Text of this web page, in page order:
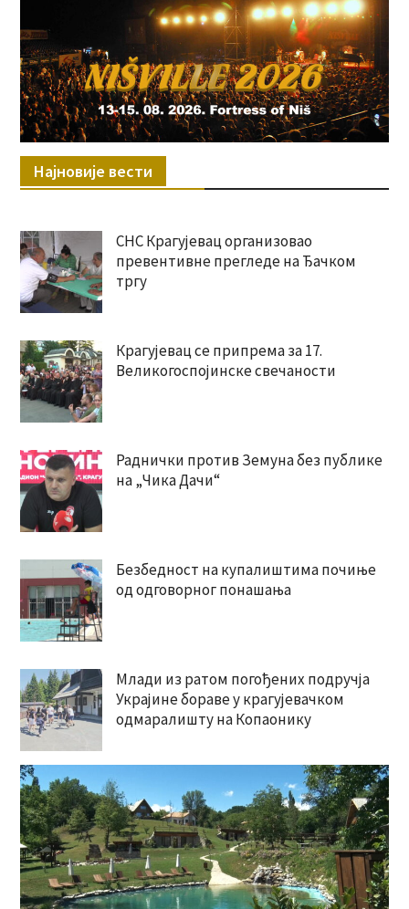
Најновије вести
СНС Крагујевац организовао
превентивне прегледе на Ђачком
тргу
Крагујевац се припрема за 17.
Великогоспојинске свечаности
Раднички против Земуна без публике
на „Чика Дачи“
Безбедност на купалиштима почиње
од одговорног понашања
Млади из ратом погођених подручја
Украјине бораве у крагујевачком
одмаралишту на Копаонику